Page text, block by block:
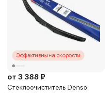
Эффективны на скорости
от 3 388 ₽
Стеклоочиститель Denso